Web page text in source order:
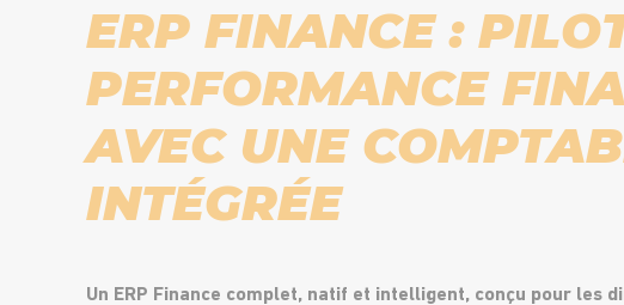
ERP FINANCE :
PERFORMANCE
AVEC UNE
INTÉGRÉE
Un ERP Finance complet, natif et intelligent, conçu pour les